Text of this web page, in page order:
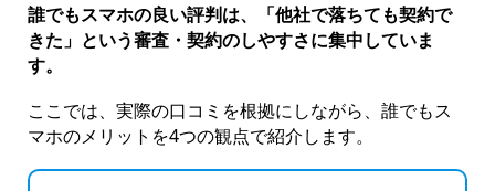
誰でもスマホの良い評判は、「他社で落ちても契約で
きた」という審査・契約のしやすさに集中していま
す。
ここでは、実際の口コミを根拠にしながら、誰でもス
マホのメリットを4つの観点で紹介します。